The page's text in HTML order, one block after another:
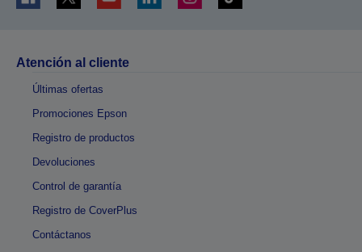
Atención al cliente
Últimas ofertas
Promociones Epson
Registro de productos
Devoluciones
Control de garantía
Registro de CoverPlus
Contáctanos